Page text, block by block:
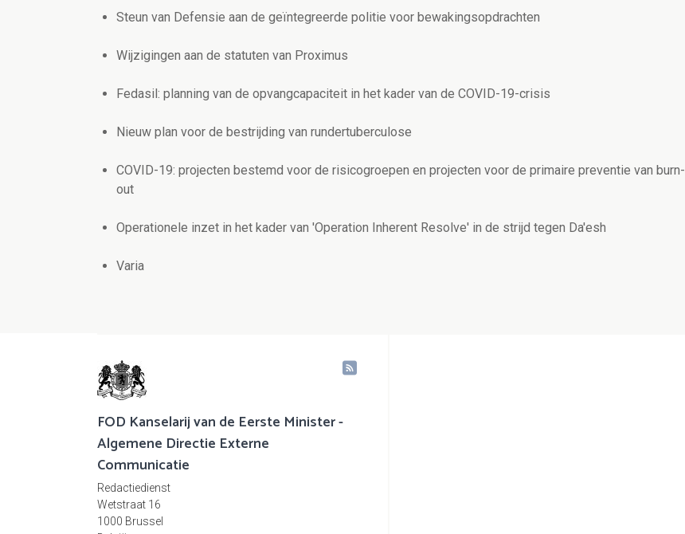
Steun van Defensie aan de geïntegreerde politie voor bewakingsopdrachten
Wijzigingen aan de statuten van Proximus
Fedasil: planning van de opvangcapaciteit in het kader van de COVID-19-crisis
Nieuw plan voor de bestrijding van rundertuberculose
COVID-19: projecten bestemd voor de risicogroepen en projecten voor de primaire preventie van burn-
out
Operationele inzet in het kader van 'Operation Inherent Resolve' in de strijd tegen Da'esh
Varia
FOD Kanselarij van de Eerste Minister -
Algemene Directie Externe
Communicatie
Redactiedienst
Wetstraat 16
1000 Brussel